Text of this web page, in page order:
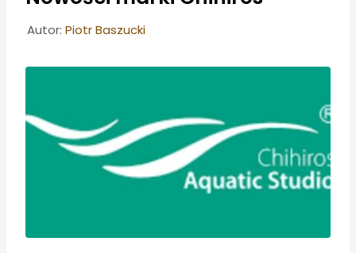
Informacje o artykule
Autor: Piotr Baszucki